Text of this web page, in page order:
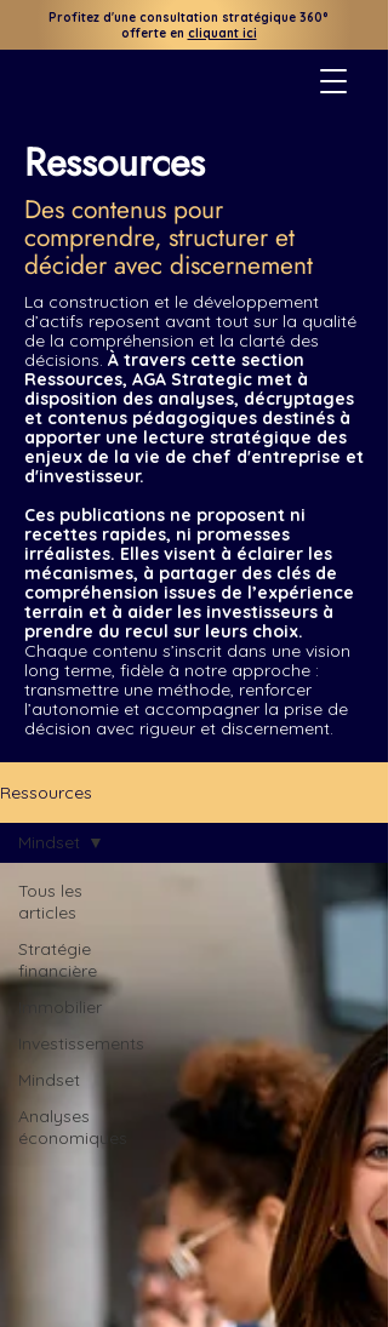
Profitez d'une consultation stratégique 360°
offerte en cliquant ici
Ressources
Des contenus pour
comprendre, structurer et
décider avec discernement
La construction et le développement
d’actifs reposent avant tout sur la qualité
de la compréhension et la clarté des
décisions. À travers cette section
Ressources, AGA Strategic met à
disposition des analyses, décryptages
et contenus pédagogiques destinés à
apporter une lecture stratégique des
enjeux de la vie de chef d'entreprise et
d'investisseur.
Ces publications ne proposent ni
recettes rapides, ni promesses
irréalistes. Elles visent à éclairer les
mécanismes, à partager des clés de
compréhension issues de l’expérience
terrain et à aider les investisseurs à
prendre du recul sur leurs choix.
Chaque contenu s’inscrit dans une vision
long terme, fidèle à notre approche :
transmettre une méthode, renforcer
l’autonomie et accompagner la prise de
décision avec rigueur et discernement.
Ressources
Tous les
articles
Stratégie
financière
Immobilier
Investissements
Mindset
Analyses
économiques
Mindset